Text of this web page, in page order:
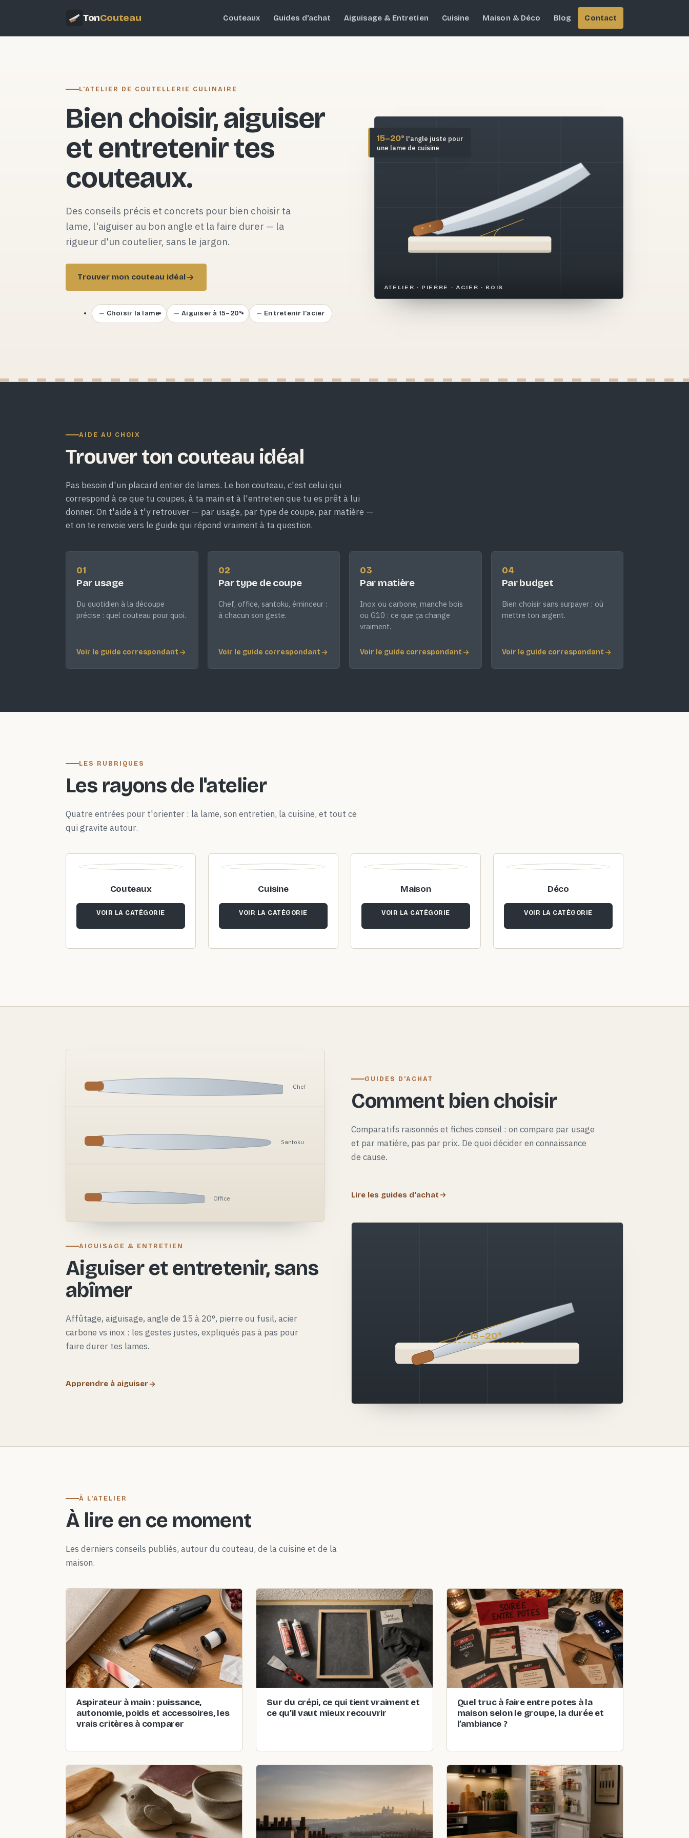
TonCouteau Couteaux Guides d'achat Aiguisage & Entretien Cuisine Maison & Déco Blog Contact
L'ATELIER DE COUTELLERIE CULINAIRE
Bien choisir, aiguiser
et entretenir tes
couteaux.
Des conseils précis et concrets pour bien choisir ta
lame, l'aiguiser au bon angle et la faire durer — la
rigueur d'un coutelier, sans le jargon.
Trouver mon couteau idéal
Choisir la lame Aiguiser à 15–20° Entretenir l'acier
ATELIER · PIERRE · ACIER · BOIS
15–20° l'angle juste pour
une lame de cuisine
AIDE AU CHOIX
Trouver ton couteau idéal
Pas besoin d'un placard entier de lames. Le bon couteau, c'est celui qui
correspond à ce que tu coupes, à ta main et à l'entretien que tu es prêt à lui
donner. On t'aide à t'y retrouver — par usage, par type de coupe, par matière —
et on te renvoie vers le guide qui répond vraiment à ta question.
01
Par usage
Du quotidien à la découpe
précise : quel couteau pour quoi.
Voir le guide correspondant
02
Par type de coupe
Chef, office, santoku, éminceur :
à chacun son geste.
Voir le guide correspondant
03
Par matière
Inox ou carbone, manche bois
ou G10 : ce que ça change
vraiment.
Voir le guide correspondant
04
Par budget
Bien choisir sans surpayer : où
mettre ton argent.
Voir le guide correspondant
LES RUBRIQUES
Les rayons de l'atelier
Quatre entrées pour t'orienter : la lame, son entretien, la cuisine, et tout ce
qui gravite autour.
Couteaux
VOIR LA CATÉGORIE
Cuisine
VOIR LA CATÉGORIE
Maison
VOIR LA CATÉGORIE
Déco
VOIR LA CATÉGORIE
Chef
Santoku
Office
GUIDES D'ACHAT
Comment bien choisir
Comparatifs raisonnés et fiches conseil : on compare par usage
et par matière, pas par prix. De quoi décider en connaissance
de cause.
Lire les guides d'achat
15–20°
AIGUISAGE & ENTRETIEN
Aiguiser et entretenir, sans
abîmer
Affûtage, aiguisage, angle de 15 à 20°, pierre ou fusil, acier
carbone vs inox : les gestes justes, expliqués pas à pas pour
faire durer tes lames.
Apprendre à aiguiser
À L'ATELIER
À lire en ce moment
Les derniers conseils publiés, autour du couteau, de la cuisine et de la
maison.
Aspirateur à main : puissance,
autonomie, poids et accessoires, les
vrais critères à comparer
Sur du crépi, ce qui tient vraiment et
ce qu’il vaut mieux recouvrir
Quel truc à faire entre potes à la
maison selon le groupe, la durée et
l’ambiance ?